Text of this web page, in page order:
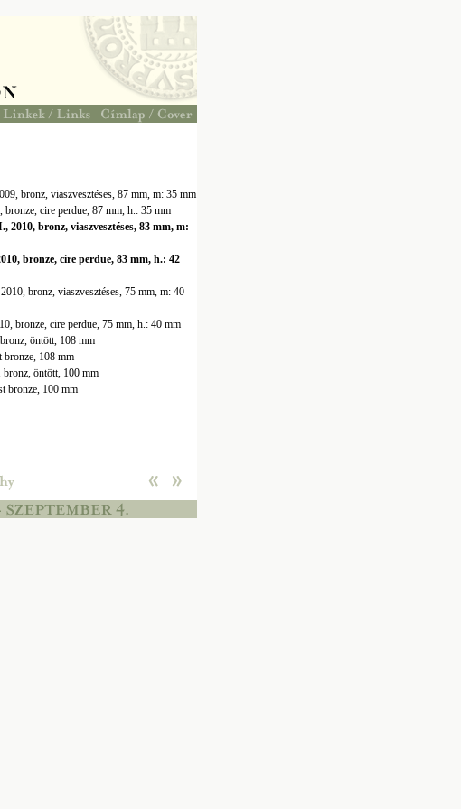
bronz, viaszvesztéses, 87 mm, m: 35 mm
bronze, cire perdue, 87 mm, h.: 35 mm
bronz, viaszvesztéses, 83 mm, m:
bronze, cire perdue, 83 mm, h.: 42
bronz, viaszvesztéses, 75 mm, m: 40
bronze, cire perdue, 75 mm, h.: 40 mm
öntött, 108 mm
bronze, 108 mm
öntött, 100 mm
bronze, 100 mm